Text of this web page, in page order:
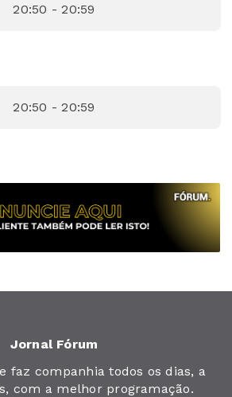
20:50 - 20:59
20:50 - 20:59
Jornal Fórum
faz companhia todos os dias, a
com a melhor programação.